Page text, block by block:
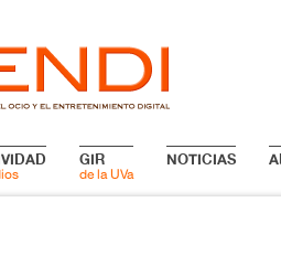
GIR
de la UVa
NOTICIAS